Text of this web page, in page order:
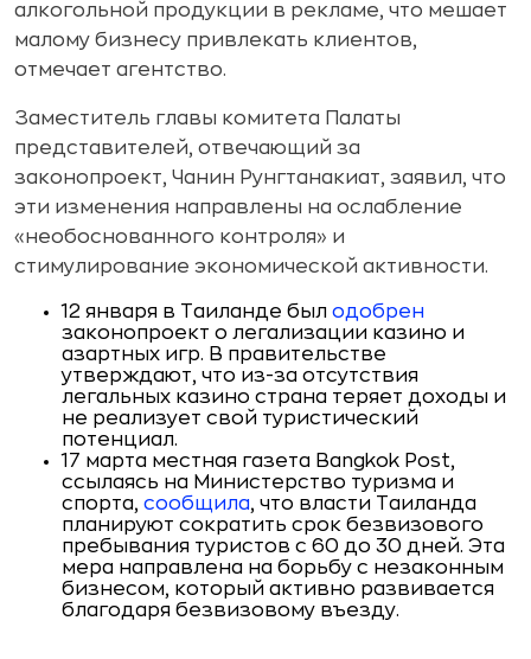
алкогольной продукции в рекламе, что мешает
малому бизнесу привлекать клиентов,
отмечает агентство.
Заместитель главы комитета Палаты
представителей, отвечающий за
законопроект, Чанин Рунгтанакиат, заявил, что
эти изменения направлены на ослабление
«необоснованного контроля» и
стимулирование экономической активности.
12 января в Таиланде был одобрен
законопроект о легализации казино и
азартных игр. В правительстве
утверждают, что из-за отсутствия
легальных казино страна теряет доходы и
не реализует свой туристический
потенциал.
17 марта местная газета Bangkok Post,
ссылаясь на Министерство туризма и
спорта, сообщила, что власти Таиланда
планируют сократить срок безвизового
пребывания туристов с 60 до 30 дней. Эта
мера направлена на борьбу с незаконным
бизнесом, который активно развивается
благодаря безвизовому въезду.